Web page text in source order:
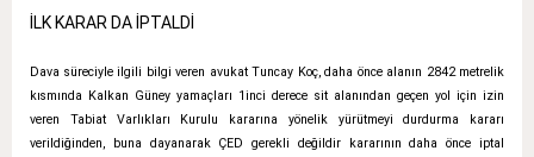
İLK KARAR DA İPTALDİ
Dava süreciyle ilgili bilgi veren avukat Tuncay Koç, daha önce alanın 2842 metrelik
kısmında Kalkan Güney yamaçları 1inci derece sit alanından geçen yol için izin
veren Tabiat Varlıkları Kurulu kararına yönelik yürütmeyi durdurma kararı
verildiğinden, buna dayanarak ÇED gerekli değildir kararının daha önce iptal